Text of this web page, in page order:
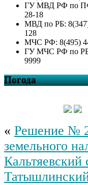
ГУ МВД РФ по
28-18
МВД по РБ:
128
МЧС РФ: 8(495)
ГУ МЧС РФ по
9999
Погода
« Решение №
земельного
Кальтяевский